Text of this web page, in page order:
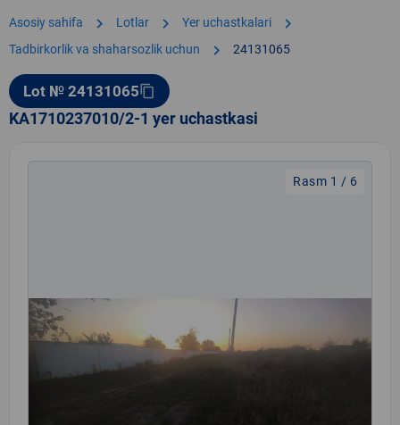
Asosiy sahifa chevron_right Lotlar chevron_right Yer uchastkalari chevron_right
Tadbirkorlik va shaharsozlik uchun chevron_right 24131065
Lot № 24131065content_copy
KA1710237010/2-1 yer uchastkasi
Rasm 1 / 6